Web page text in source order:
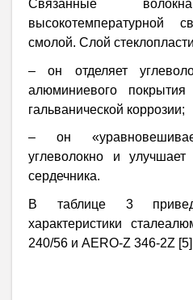
Связанные
высокотемпературной
смолой. Слой
– он отделяет
алюминиевого
гальванической коррозии;
– он
углеволокно и улучшает
сердечника.
В таблице 3
характеристики
240/56 и AERO-Z 346-2Z